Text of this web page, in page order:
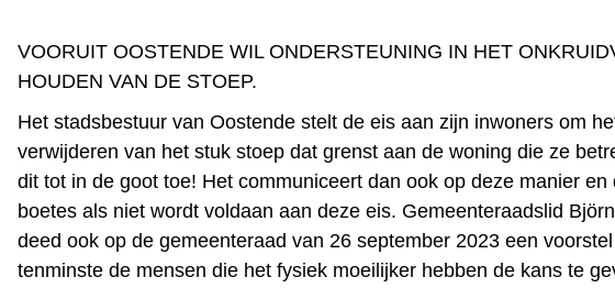
VOORUIT OOSTENDE WIL ONDERSTEUNING IN HET
HOUDEN VAN DE STOEP.
Het stadsbestuur van Oostende stelt de eis aan zijn inwoners om
verwijderen van het stuk stoep dat grenst aan de woning die ze
dit tot in de goot toe! Het communiceert dan ook op deze manier en
boetes als niet wordt voldaan aan deze eis. Gemeenteraadslid
deed ook op de gemeenteraad van 26 september 2023 een
tenminste de mensen die het fysiek moeilijker hebben de kans te